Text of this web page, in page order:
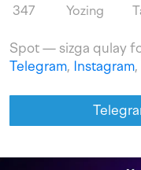
347 Yozing
Spot — sizga qulay
Telegram, Instagram,